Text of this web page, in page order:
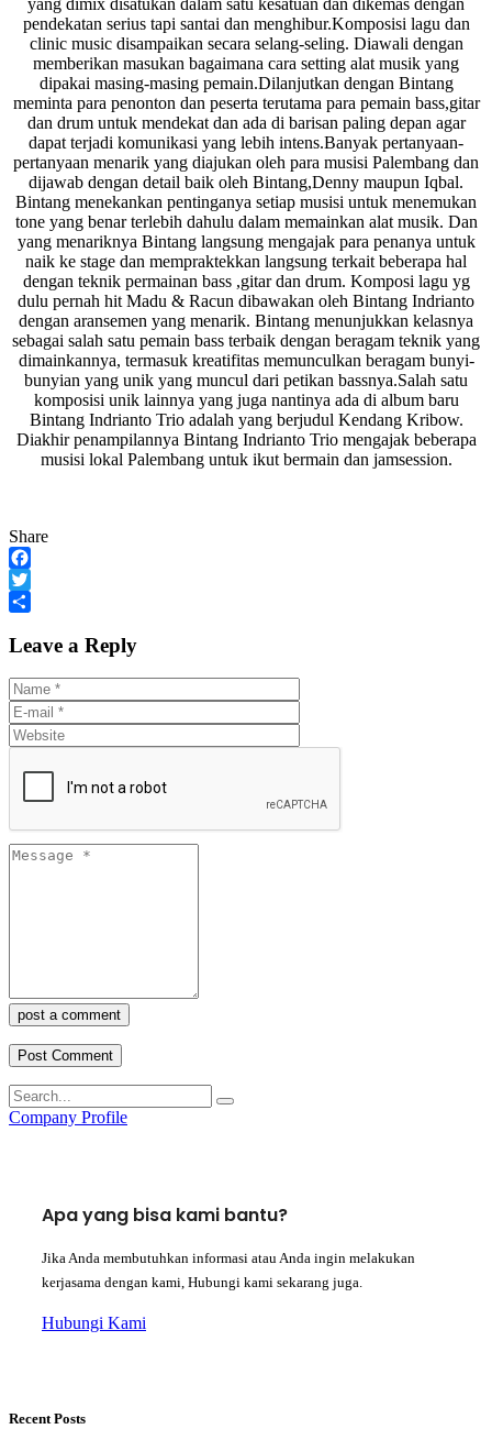
pendekatan serius tapi santai dan menghibur.Komposisi lagu dan
clinic music disampaikan secara selang-seling. Diawali dengan
memberikan masukan bagaimana cara setting alat musik yang
dipakai masing-masing pemain.Dilanjutkan dengan Bintang
meminta para penonton dan peserta terutama para pemain bass,gitar
dan drum untuk mendekat dan ada di barisan paling depan agar
dapat terjadi komunikasi yang lebih intens.Banyak pertanyaan-
pertanyaan menarik yang diajukan oleh para musisi Palembang dan
dijawab dengan detail baik oleh Bintang,Denny maupun Iqbal.
Bintang menekankan pentinganya setiap musisi untuk menemukan
tone yang benar terlebih dahulu dalam memainkan alat musik. Dan
yang menariknya Bintang langsung mengajak para penanya untuk
naik ke stage dan mempraktekkan langsung terkait beberapa hal
dengan teknik permainan bass ,gitar dan drum. Komposi lagu yg
dulu pernah hit Madu & Racun dibawakan oleh Bintang Indrianto
dengan aransemen yang menarik. Bintang menunjukkan kelasnya
sebagai salah satu pemain bass terbaik dengan beragam teknik yang
dimainkannya, termasuk kreatifitas memunculkan beragam bunyi-
bunyian yang unik yang muncul dari petikan bassnya.Salah satu
komposisi unik lainnya yang juga nantinya ada di album baru
Bintang Indrianto Trio adalah yang berjudul Kendang Kribow.
Diakhir penampilannya Bintang Indrianto Trio mengajak beberapa
musisi lokal Palembang untuk ikut bermain dan jamsession.
Share
Facebook
Twitter
Leave a Reply
post a comment
Company Profile
Apa yang bisa kami bantu?
Jika Anda membutuhkan informasi atau Anda ingin melakukan
kerjasama dengan kami, Hubungi kami sekarang juga.
Hubungi Kami
Recent Posts